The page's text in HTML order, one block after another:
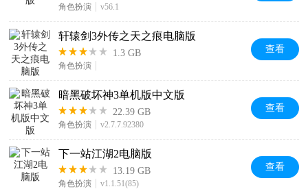
角色扮演 v56.1
轩辕剑3外传之天之痕电脑版
1.3 GB
角色扮演
查看
暗黑破坏神3单机版中文版
22.39 GB
角色扮演 v2.7.7.92380
查看
下一站江湖2电脑版
13.19 GB
角色扮演 v1.1.51(85)
查看